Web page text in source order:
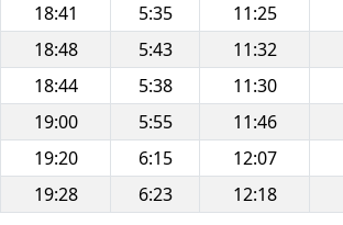
18:41 5:35 11:25
18:48 5:43 11:32
18:44 5:38 11:30
19:00 5:55 11:46
19:20 6:15 12:07
19:28 6:23 12:18